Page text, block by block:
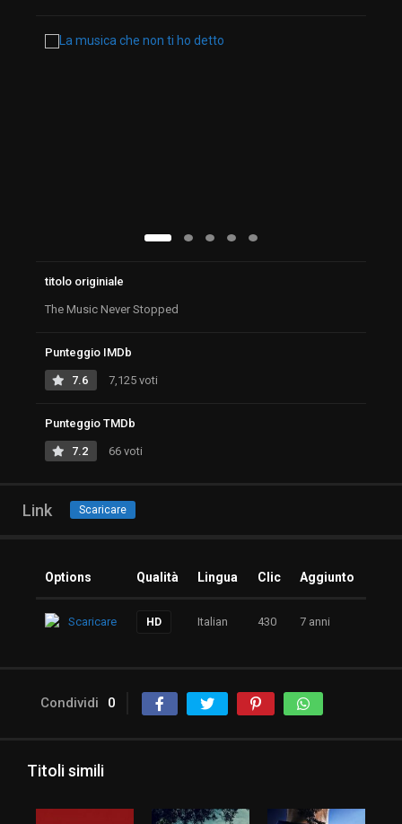
titolo originiale
The Music Never Stopped
Punteggio IMDb
7.6 7,125 voti
Punteggio TMDb
7.2 66 voti
Link Scaricare
Options Qualità Lingua Clic Aggiunto
Scaricare HD Italian 430 7 anni
Condividi 0
Titoli simili